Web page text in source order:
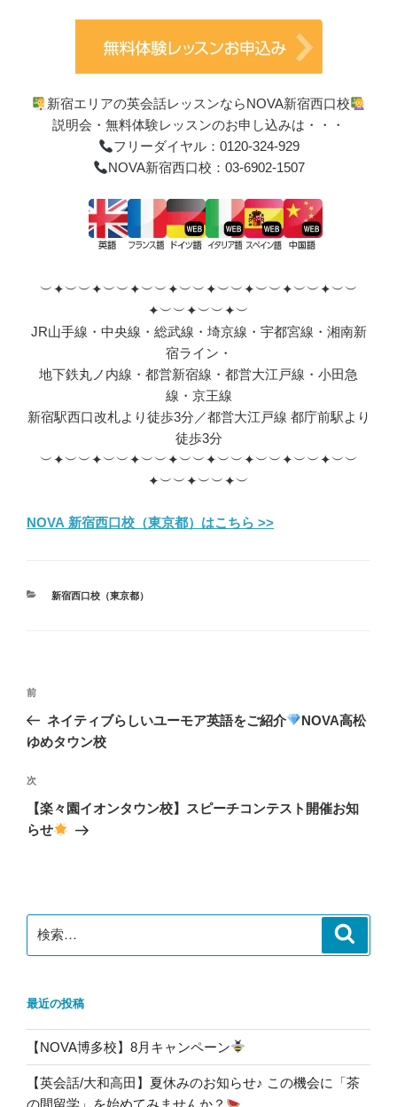
新宿エリアの英会話レッスンならNOVA新宿西口校
説明会・無料体験レッスンのお申し込みは・・・
フリーダイヤル：0120-324-929
NOVA新宿西口校：03-6902-1507
︶✦︶︶✦︶︶✦︶︶✦︶︶✦︶︶✦︶︶✦︶︶✦︶︶
✦︶︶✦︶︶✦︶
JR山手線・中央線・総武線・埼京線・宇都宮線・湘南新
宿ライン・
地下鉄丸ノ内線・都営新宿線・都営大江戸線・小田急
線・京王線
新宿駅西口改札より徒歩3分／都営大江戸線 都庁前駅より
徒歩3分
︶✦︶︶✦︶︶✦︶︶✦︶︶✦︶︶✦︶︶✦︶︶✦︶︶
✦︶︶✦︶︶✦︶
NOVA 新宿西口校（東京都）はこちら >>
カ
新宿西口校（東京都）
投
ナ
ゲ
ー
シ
前
の
投
前
ネイティブらしいユーモア英語をご紹介
NOVA高松
ゆめタウン校
次
の
投
次
【楽々園イオンタウン校】スピーチコンテスト開催お知
らせ
索:
最近の投稿
【NOVA博多校】8月キャンペーン
【英会話/大和高田】夏休みのお知らせ♪ この機会に「茶
の間留学」を始めてみませんか？